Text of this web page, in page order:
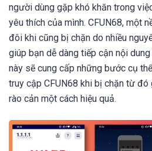
người dùng gặp khó khăn trong
yêu thích của mình. CFUN68, một
đôi khi cũng bị chặn do nhiều
giúp bạn dễ dàng tiếp cận nội
này sẽ cung cấp những bước cụ
truy cập CFUN68 khi bị chặn từ
rào cản một cách hiệu quả.